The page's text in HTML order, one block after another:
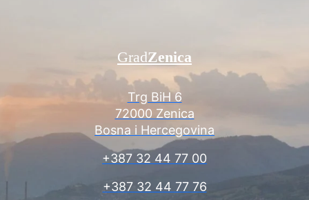
Trg BiH 6
72000 Zenica
Bosna i Hercegovina
+387 32 44 77 00
+387 32 44 77 76
GradZenica